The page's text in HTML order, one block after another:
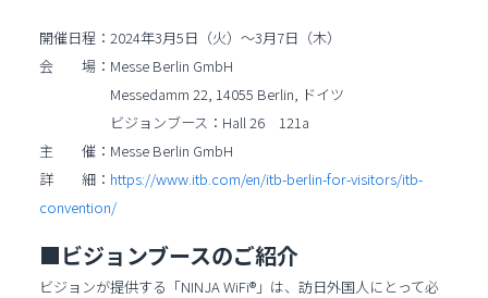
開催日程：2024年3月5日（火）～3月7日（木）
会 場：Messe Berlin GmbH
Messedamm 22, 14055 Berlin, ドイツ
ビジョンブース：Hall 26 121a
主 催：Messe Berlin GmbH
詳 細： https://www.itb.com/en/itb-berlin-for-visitors/itb-
convention/
■ビジョンブースのご紹介
ビジョンが提供する「NINJA WiFi®」は、訪日外国人にとって必